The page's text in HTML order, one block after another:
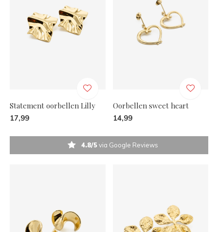
Statement oorbellen Lilly
17,99
Oorbellen sweet heart
14,99
4.8/5via Google Reviews